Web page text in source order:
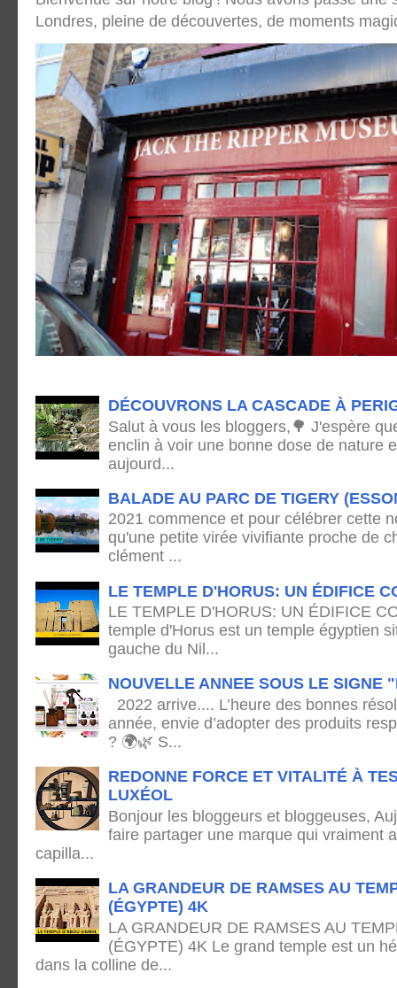
Londres, pleine de découvertes, de moments
DÉCOUVRONS LA CASCADE À
Salut à vous les bloggers,🌳 J'espère
enclin à voir une bonne dose de nature
aujourd...
BALADE AU PARC DE TIGERY
2021 commence et pour célébrer cette
qu'une petite virée vivifiante proche de
clément ...
LE TEMPLE D'HORUS: UN ÉDIFICE
LE TEMPLE D'HORUS: UN ÉDIFICE
temple d'Horus est un temple égyptien
gauche du Nil...
NOUVELLE ANNEE SOUS LE SIGNE
2022 arrive.... L’heure des bonnes
année, envie d’adopter des produits
? 🌍🌿 S...
REDONNE FORCE ET VITALITÉ À
LUXÉOL
Bonjour les bloggeurs et bloggeuses,
faire partager une marque qui vraiment
capilla...
LA GRANDEUR DE RAMSES AU
(ÉGYPTE) 4K
LA GRANDEUR DE RAMSES AU
(ÉGYPTE) 4K Le grand temple est un
dans la colline de...